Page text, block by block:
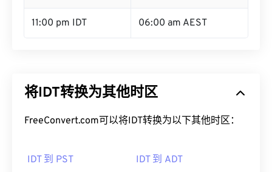
11:00 pm IDT 06:00 am AEST
将IDT转换为其他时区
FreeConvert.com可以将IDT转换为以下其他时区：
IDT 到 PST IDT 到 ADT